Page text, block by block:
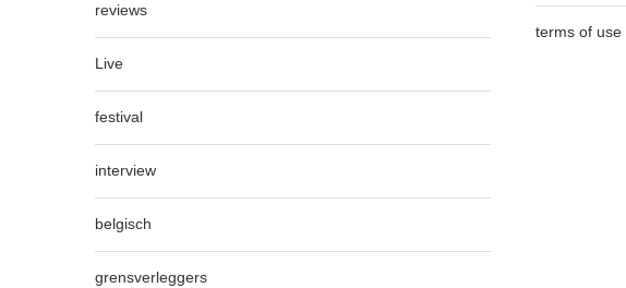
reviews
Live
festival
interview
belgisch
grensverleggers
terms of use